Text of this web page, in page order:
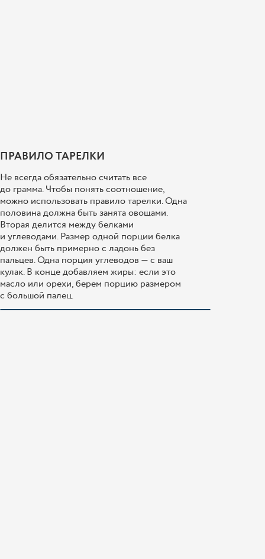
ПРАВИЛО ТАРЕЛКИ
Не всегда обязательно считать все
до грамма. Чтобы понять соотношение,
можно использовать правило тарелки. Одна
половина должна быть занята овощами.
Вторая делится между белками
и углеводами. Размер одной порции белка
должен быть примерно с ладонь без
пальцев. Одна порция углеводов — с ваш
кулак. В конце добавляем жиры: если это
масло или орехи, берем порцию размером
с большой палец.